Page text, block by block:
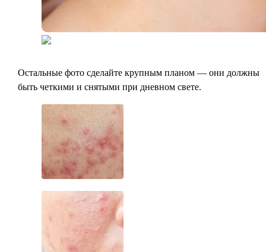
Остальные фото сделайте крупным планом — они должны
быть четкими и снятыми при дневном свете.